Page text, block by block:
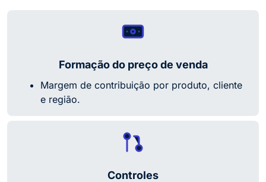
Formação do preço de venda
Margem de contribuição por produto, cliente
e região.
Controles